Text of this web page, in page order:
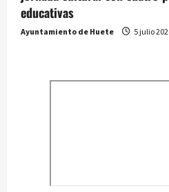
educativas
Ayuntamiento de Huete 5 julio